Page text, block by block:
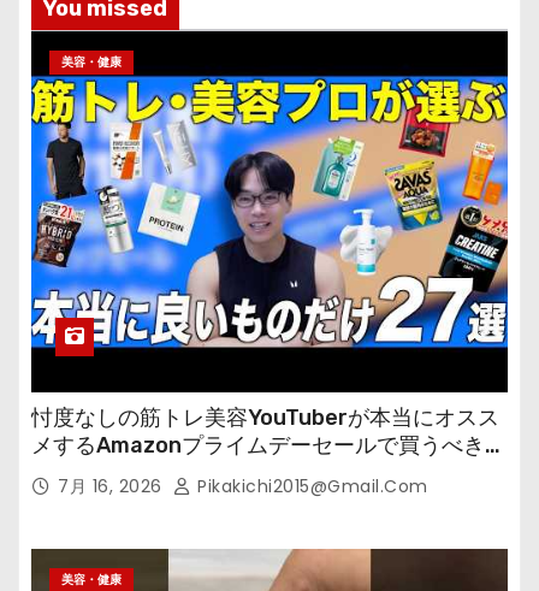
You missed
美容・健康
忖度なしの筋トレ美容YouTuberが本当にオスス
メするAmazonプライムデーセールで買うべきも
の 7月 16, 2026 Pikakichi2015@gmail.com
美容・健康